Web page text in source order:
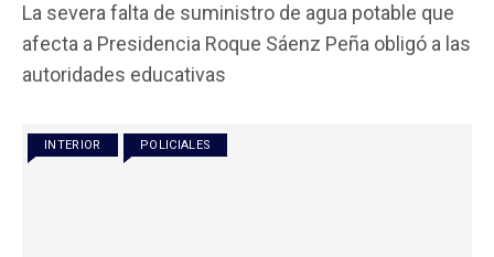
ce
b
o
k
tt
er
at
s
p
p
ail m
p
La severa falta de suministro de agua potable que
afecta a Presidencia Roque Sáenz Peña obligó a las
autoridades educativas
INTERIOR POLICIALES